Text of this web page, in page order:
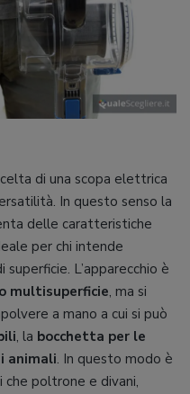
di una scopa elettrica
In questo senso la
delle caratteristiche
per chi intende
L’apparecchio è
multisuperficie, ma si
a mano a cui si può
, la bocchetta per le
animali. In questo modo è
poltrone e divani,